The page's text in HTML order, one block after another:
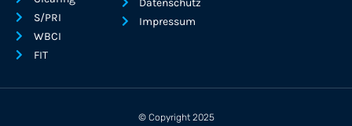
S/PRI
WBCI
FIT
Impressum
© Copyright 2025